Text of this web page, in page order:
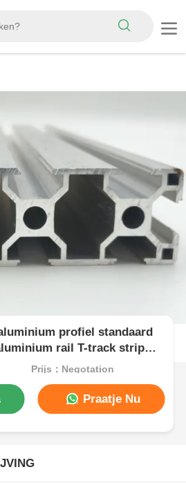
profiel standaard
rail T-track strip
Prijs：Negotation
Praatje Nu